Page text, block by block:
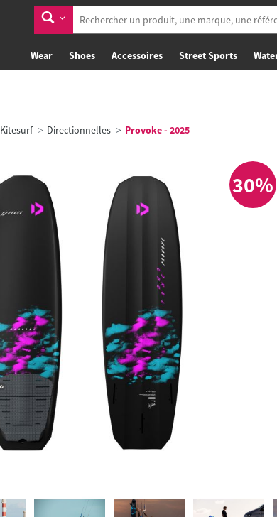
Wear Shoes Accessoires Street Sports
Kitesurf Directionnelles Provoke - 2025
30%